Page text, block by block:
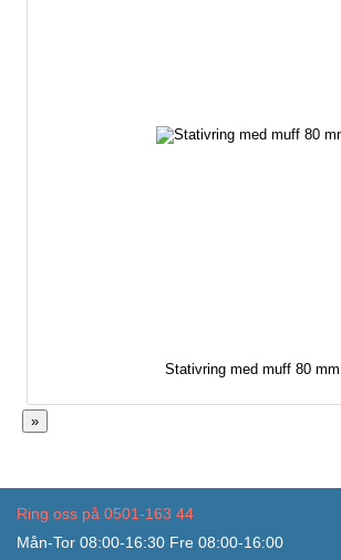
Stativring med muff 80 mm
»
Ring oss på 0501-163 44
Mån-Tor 08:00-16:30 Fre 08:00-16:00